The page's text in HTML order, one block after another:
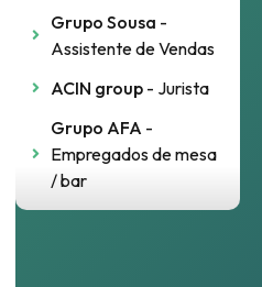
Grupo Sousa -
Assistente de Vendas
ACIN group - Jurista
Grupo AFA -
Empregados de mesa
/ bar